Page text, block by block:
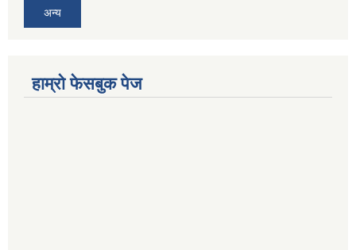
अन्य
हाम्राे फेसबुक पेज